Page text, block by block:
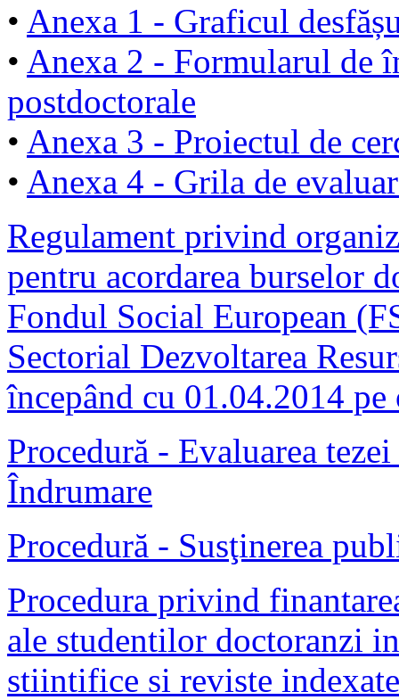
• Anexa 1 - Graficul
• Anexa 2 - Formularul de
postdoctorale
• Anexa 3 - Proiectul de
• Anexa 4 - Grila de
Regulament privind
pentru acordarea burselor
Fondul Social European
Sectorial Dezvoltarea
începând cu 01.04.2014
Procedură - Evaluarea
Îndrumare
Procedură - Susţinerea
Procedura privind
ale studentilor doctoranzi
stiintifice si reviste